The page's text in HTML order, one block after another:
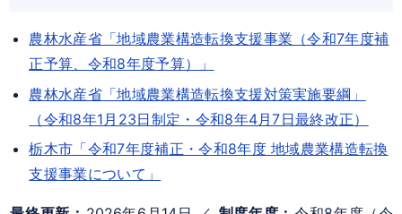
農林水産省「地域農業構造転換支援事業（令和7年度補
正予算、令和8年度予算）」
農林水産省「地域農業構造転換支援対策実施要綱」
（令和8年1月23日制定・令和8年4月7日最終改正）
栃木市「令和7年度補正・令和8年度 地域農業構造転換
支援事業について」